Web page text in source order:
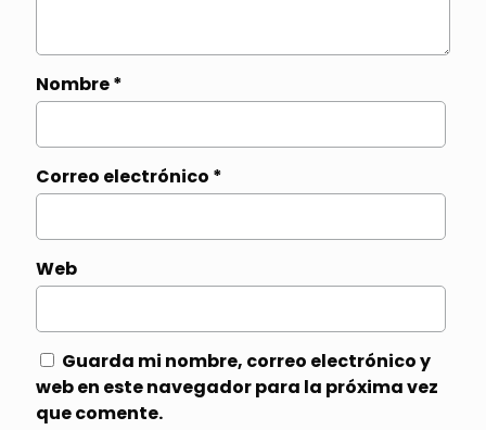
Nombre*
Correo electrónico *
Web
Guarda mi nombre, correo electrónico y
web en este navegador para la próxima vez
que comente.